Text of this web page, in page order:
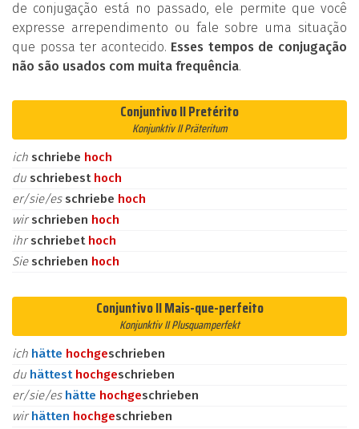
de conjugação está no passado, ele permite que você
expresse arrependimento ou fale sobre uma situação
que possa ter acontecido. Esses tempos de conjugação
não são usados com muita frequência.
Conjuntivo II Pretérito
Konjunktiv II Präteritum
ich schriebe hoch
du schriebest hoch
er/sie/es schriebe hoch
wirschrieben hoch
ihrschriebet hoch
Sie schrieben hoch
Conjuntivo II Mais-que-perfeito
Konjunktiv II Plusquamperfekt
ich hätte hochgeschrieben
du hättest hochgeschrieben
er/sie/es hätte hochgeschrieben
wirhätten hochgeschrieben